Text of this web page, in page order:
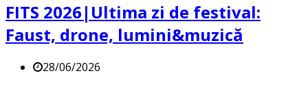
FITS 2026|Ultima zi de festival:
Faust, drone, lumini&muzică
28/06/2026